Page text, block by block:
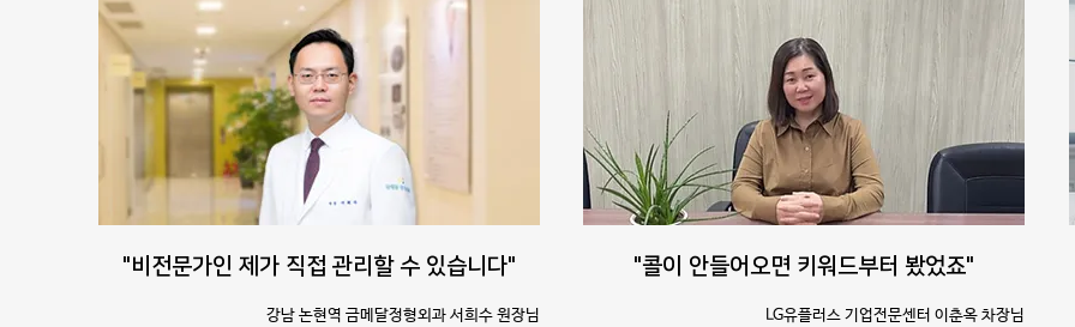
"비전문가인 제가 직접 관리할 수 있습니다"
강남 논현역 금메달정형외과 서희수 원장님
"콜이 안들어오면 키워드부터 봤었죠"
LG유플러스 기업전문센터 이춘옥 차장님